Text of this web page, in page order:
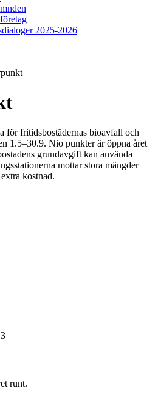
2025-2026
för fritidsbostädernas bioavfall och
1.5–30.9. Nio punkter är öppna året
grundavgift kan använda
mottar stora mängder
kostnad.
runt.